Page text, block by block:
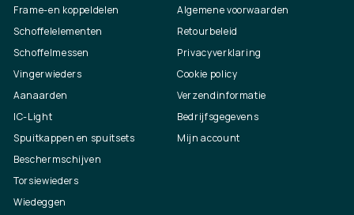
Frame-en koppeldelen
Schoffelelementen
Schoffelmessen
Vingerwieders
Aanaarden
IC-Light
Spuitkappen en spuitsets
Beschermschijven
Torsiewieders
Wiedeggen
Algemene voorwaarden
Retourbeleid
Privacyverklaring
Cookie policy
Verzendinformatie
Bedrijfsgegevens
Mijn account